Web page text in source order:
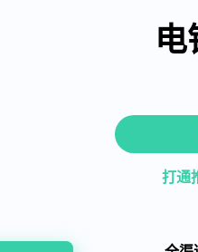
打通